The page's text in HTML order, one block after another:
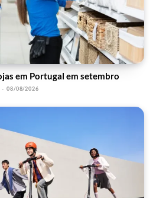
em Portugal em setembro
- 08/08/2026